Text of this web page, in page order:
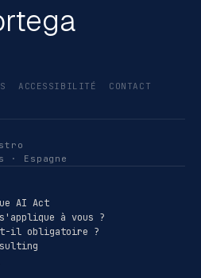
ACCESSIBILITÉ CONTACT
· Espagne
AI Act
à vous ?
il obligatoire ?